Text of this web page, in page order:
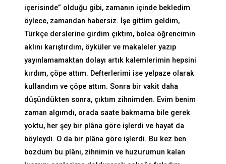
içerisinde” olduğu gibi, zamanın içinde bekledim
öylece, zamandan habersiz. İşe gittim geldim,
Türkçe derslerine girdim çıktım, bolca öğrencimin
aklını karıştırdım, öyküler ve makaleler yazıp
yayınlamamaktan dolayı artık kalemlerimin hepsini
kırdım, çöpe attım. Defterlerimi ise yelpaze olarak
kullandım ve çöpe attım. Sonra bir vakit daha
düşündükten sonra, çıktım zihnimden. Evim benim
zaman algımdı, orada saate bakmama bile gerek
yoktu, her şey bir plâna göre işlerdi ve hayat da
böyleydi. O da bir plâna göre işlerdi. Bu kez ben
bozdum bu plânı, zihnimin ve huzurumun kalan